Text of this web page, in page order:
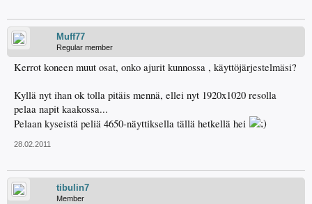
Muff77
Regular member
Kerrot koneen muut osat, onko ajurit kunnossa , käyttöjärjestelmäsi?
Kyllä nyt ihan ok tolla pitäis mennä, ellei nyt 1920x1020 resolla
pelaa napit kaakossa...
Pelaan kyseistä peliä 4650-näyttiksella tällä hetkellä hei
28.02.2011
tibulin7
Member